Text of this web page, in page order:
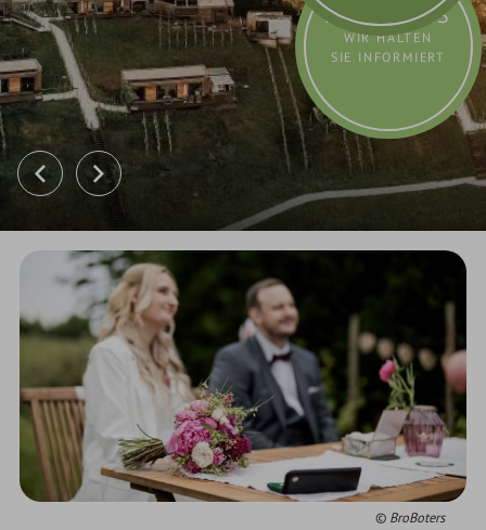
AKTUELLES
WIR HALTEN
SIE INFORMIERT
BroBoters